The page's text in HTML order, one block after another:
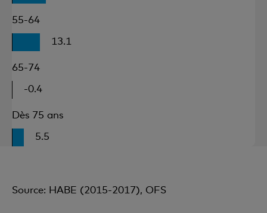
55-64
13.1
65-74
-0.4
Dès 75 ans
5.5
Source: HABE (2015-2017), OFS